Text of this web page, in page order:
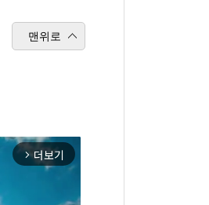
맨위로
arrow_forward_ios 더보기